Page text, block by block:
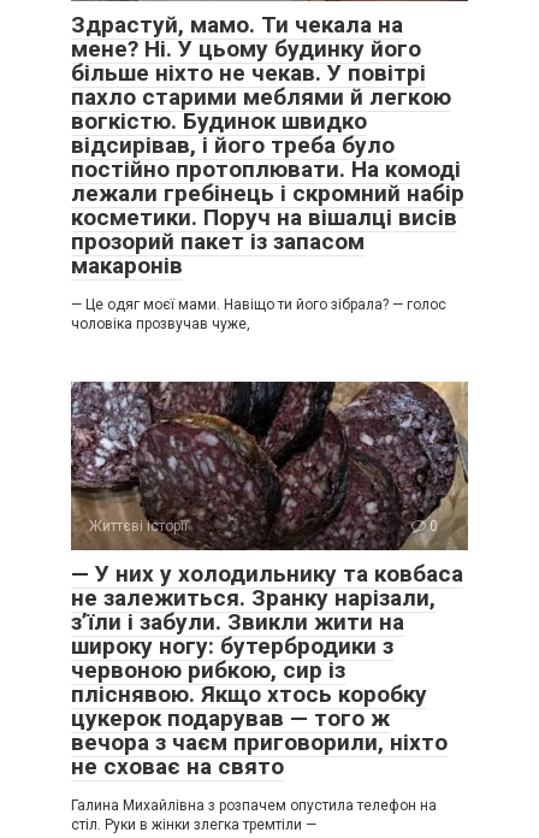
Здрастуй, мамо. Ти чекала на
мене? Ні. У цьому будинку його
більше ніхто не чекав. У повітрі
пахло старими меблями й легкою
вогкістю. Будинок швидко
відсирівав, і його треба було
постійно протоплювати. На комоді
лежали гребінець і скромний набір
косметики. Поруч на вішалці висів
прозорий пакет із запасом
макаронів
— Це одяг моєї мами. Навіщо ти його зібрала? — голос
чоловіка прозвучав чуже,
Життєві історії 0
— У них у холодильнику та ковбаса
не залежиться. Зранку нарізали,
з’їли і забули. Звикли жити на
широку ногу: бутербродики з
червоною рибкою, сир із
пліснявою. Якщо хтось коробку
цукерок подарував — того ж
вечора з чаєм приговорили, ніхто
не сховає на свято
Галина Михайлівна з розпачем опустила телефон на
стіл. Руки в жінки злегка тремтіли —